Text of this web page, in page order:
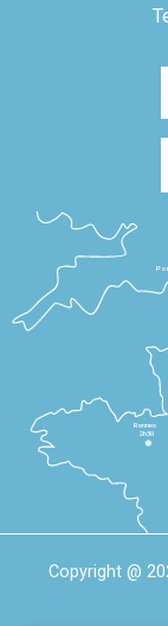
Rennes
2h30
Copyright @